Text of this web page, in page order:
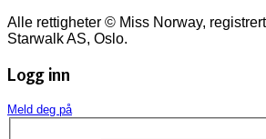
Alle rettigheter © Miss Norway,
Starwalk AS, Oslo.
Logg inn
Meld deg på